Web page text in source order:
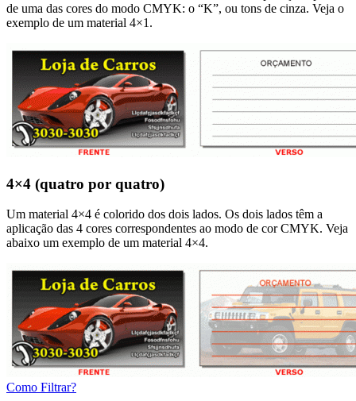
de uma das cores do modo CMYK: o “K”, ou tons de cinza. Veja o
exemplo de um material 4×1.
4×4 (quatro por quatro)
Um material 4×4 é colorido dos dois lados. Os dois lados têm a
aplicação das 4 cores correspondentes ao modo de cor CMYK. Veja
abaixo um exemplo de um material 4×4.
Como Filtrar?